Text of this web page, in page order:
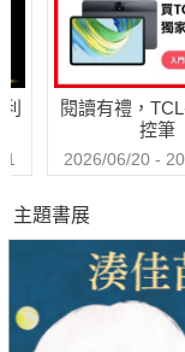
及區塊鏈對所有人
OpenAI共同創辦
微軟AI執行長 穆斯
迪士尼執行長 羅伯
Coinbase總裁兼營
新零售行銷總經理
Lootex共同創辦人
閱讀有禮，
控筆
2026/06/20 -
主題書展